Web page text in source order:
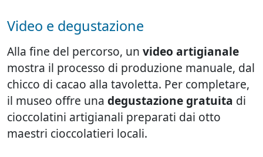
Video e degustazione
Alla fine del percorso, un video artigianale
mostra il processo di produzione manuale, dal
chicco di cacao alla tavoletta. Per completare,
il museo offre una degustazione gratuita di
cioccolatini artigianali preparati dai otto
maestri cioccolatieri locali.